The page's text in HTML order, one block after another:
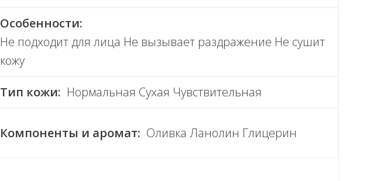
Особенности:
Не подходит для лица Не вызывает раздражение Не сушит
кожу
Тип кожи: Нормальная Сухая Чувствительная
Компоненты и аромат: Оливка Ланолин Глицерин